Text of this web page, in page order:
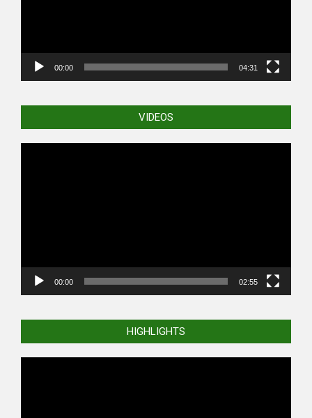
00:00 04:31
VIDEOS
00:00 02:55
HIGHLIGHTS